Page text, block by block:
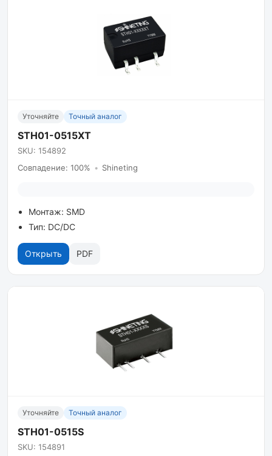
Уточняйте Точный аналог
STH01-0515XT
SKU: 154892
Совпадение: 100% • Shineting
Монтаж: SMD
Тип: DC/DC
Открыть PDF
Уточняйте Точный аналог
STH01-0515S
SKU: 154891